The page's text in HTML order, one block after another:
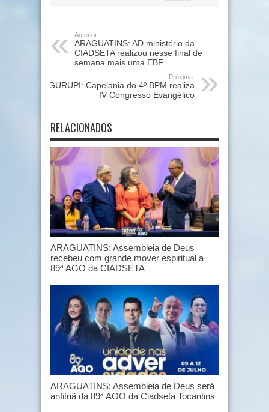
Anterior:
ARAGUATINS: AD ministério da
CIADSETA realizou nesse final de
semana mais uma EBF
Próxima:
GURUPI: Capelania do 4º BPM realiza
IV Congresso Evangélico
RELACIONADOS
ARAGUATINS: Assembleia de Deus
recebeu com grande mover espiritual a
89ª AGO da CIADSETA
ARAGUATINS: Assembleia de Deus será
anfitriã da 89ª AGO da Ciadseta Tocantins